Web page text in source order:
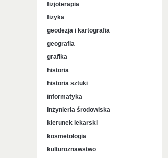
fizjoterapia
fizyka
geodezja i kartografia
geografia
grafika
historia
historia sztuki
informatyka
inżynieria środowiska
kierunek lekarski
kosmetologia
kulturoznawstwo